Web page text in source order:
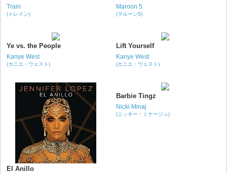
Train
(トレイン)
Maroon 5
(マルーン5)
Ye vs. the People
Kanye West
(カニエ・ウェスト)
Lift Yourself
Kanye West
(カニエ・ウェスト)
El Anillo
Barbie Tingz
Nicki Minaj
(ニッキー・ミナージュ)